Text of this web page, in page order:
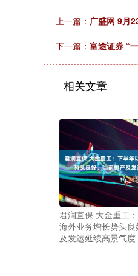
上一篇： 广盛网 9月
下一篇： 富途证券 “
相关文章
君润宜保 大金重工
海外业务增长势头
及发运延续高景气度